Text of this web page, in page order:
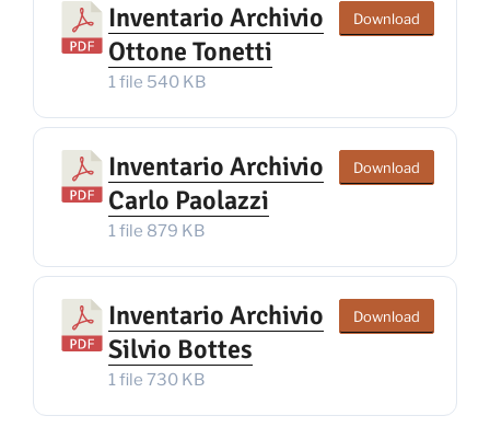
Inventario Archivio
Ottone Tonetti
1 file 540 KB
Download
Inventario Archivio
Carlo Paolazzi
1 file 879 KB
Download
Inventario Archivio
Silvio Bottes
1 file 730 KB
Download